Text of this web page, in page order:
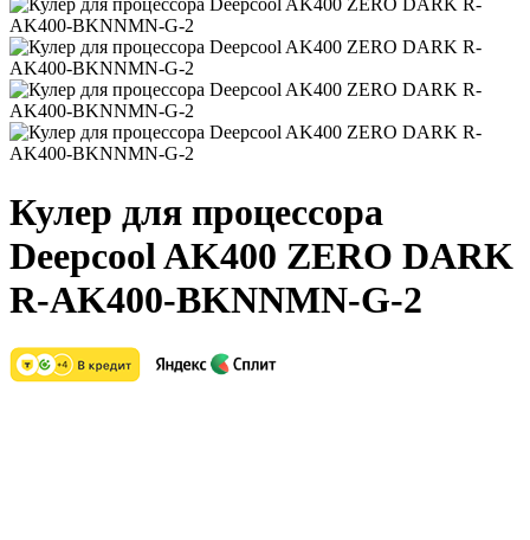
Кулер для процессора
Deepcool AK400 ZERO DARK
R-AK400-BKNNMN-G-2